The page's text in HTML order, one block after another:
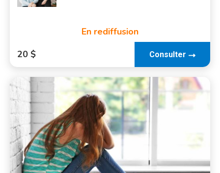
En rediffusion
20 $
Consulter